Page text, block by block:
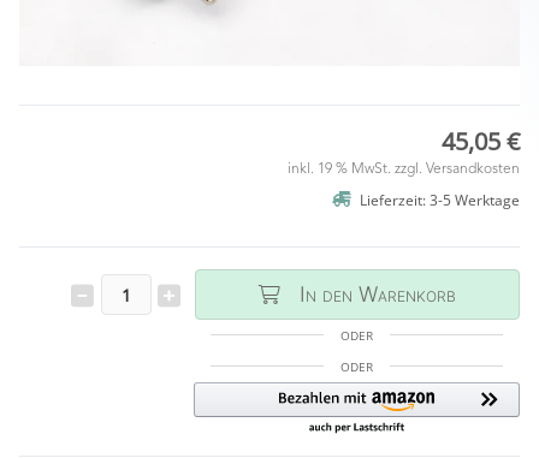
45,05 €
inkl. 19 % MwSt. zzgl. Versandkosten
Lieferzeit: 3-5 Werktage
In den Warenkorb
ODER
ODER